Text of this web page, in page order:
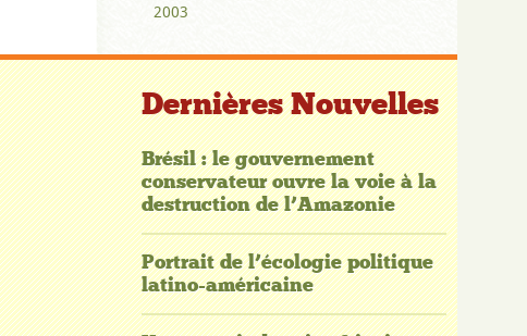
2003
Dernières Nouvelles
Brésil : le gouvernement
conservateur ouvre la voie à la
destruction de l’Amazonie
Portrait de l’écologie politique
latino-américaine